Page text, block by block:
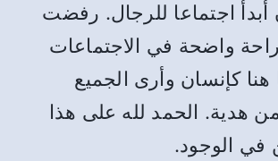
اجتماعا للرجال. رفضت
واضحة في الاجتماعات
هنا كإنسان وأرى الجميع
هدية. الحمد لله على هذا
في الوجود.